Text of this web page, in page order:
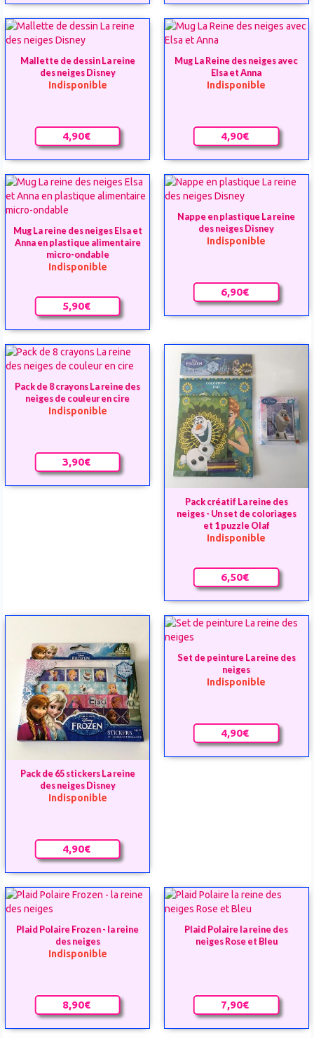
Mallette de dessin La reine
des neiges Disney
4,90€
Indisponible
Mug La Reine des neiges avec
Elsa et Anna
4,90€
Indisponible
Mug La reine des neiges Elsa et
Anna en plastique alimentaire
micro-ondable
5,90€
Indisponible
Nappe en plastique La reine
des neiges Disney
6,90€
Indisponible
Pack de 8 crayons La reine des
neiges de couleur en cire
3,90€
Indisponible
Pack créatif La reine des
neiges - Un set de coloriages
et 1 puzzle Olaf
6,50€
Indisponible
Pack de 65 stickers La reine
des neiges Disney
4,90€
Indisponible
Set de peinture La reine des
neiges
4,90€
Indisponible
Plaid Polaire Frozen - la reine
des neiges
8,90€
Indisponible
Plaid Polaire la reine des
neiges Rose et Bleu
7,90€